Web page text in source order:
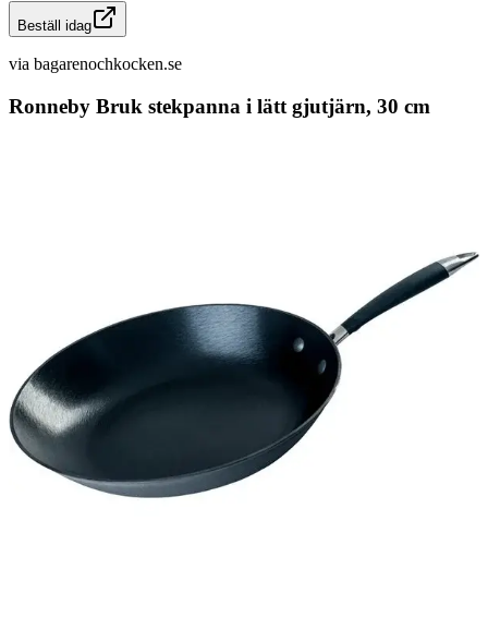
Beställ idag
via bagarenochkocken.se
Ronneby Bruk stekpanna i lätt gjutjärn, 30 cm